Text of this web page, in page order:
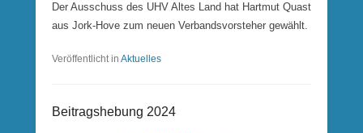
Der Ausschuss des UHV Altes Land hat Hartmut Quast
aus Jork-Hove zum neuen Verbandsvorsteher gewählt.
Veröffentlicht in Aktuelles
Beitragshebung 2024